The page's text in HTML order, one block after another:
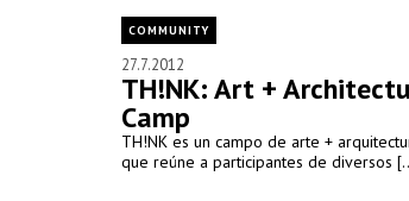
COMMUNITY
27.7.2012
TH!NK: Art +
Camp
TH!NK es un campo de arte +
que reúne a participantes de diversos